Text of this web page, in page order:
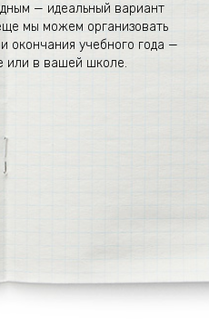
— идеальный вариант
мы можем организовать
окончания учебного года —
или в вашей школе.